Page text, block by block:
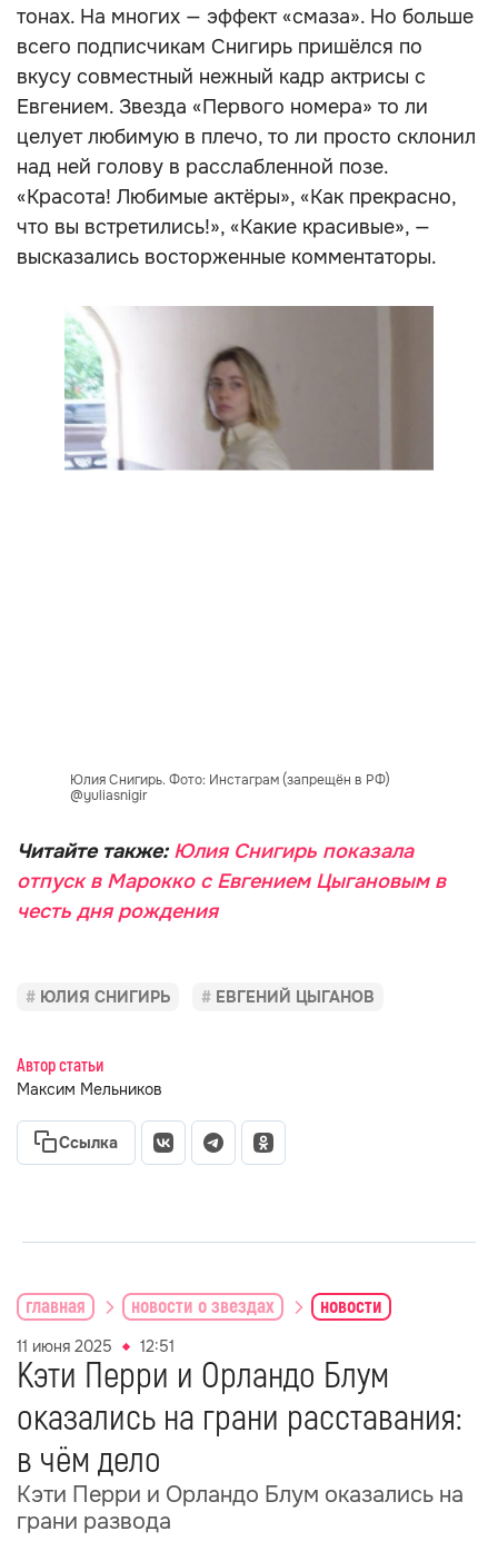
тонах. На многих — эффект «смаза». Но больше
всего подписчикам Снигирь пришёлся по
вкусу совместный нежный кадр актрисы с
Евгением. Звезда «Первого номера» то ли
целует любимую в плечо, то ли просто склонил
над ней голову в расслабленной позе.
«Красота! Любимые актёры», «Как прекрасно,
что вы встретились!», «Какие красивые», —
высказались восторженные комментаторы.
Юлия Снигирь. Фото: Инстаграм (запрещён в РФ)
@yuliasnigir
Читайте также:Юлия Снигирь показала
отпуск в Марокко с Евгением Цыгановым в
честь дня рождения
ЮЛИЯ СНИГИРЬ ЕВГЕНИЙ ЦЫГАНОВ
Автор статьи
Максим Мельников
Ссылка
главная новости о звездах новости
11 июня 2025 12:51
Кэти Перри и Орландо Блум
оказались на грани расставания:
в чём дело
Кэти Перри и Орландо Блум оказались на
грани развода